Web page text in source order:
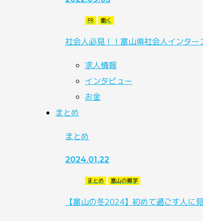
PR 働く
社会人必見！！富山県社会人インター
求人情報
インタビュー
お金
まとめ
まとめ
2024.01.22
まとめ 富山の雑学
【富山の冬2024】初めて過ごす人に